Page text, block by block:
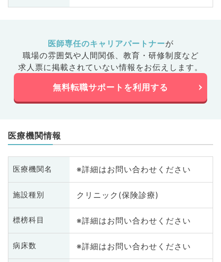
医師専任のキャリアパートナーが
職場の雰囲気や人間関係、 教育・研修制度など
求人票に掲載されていない情報をお伝えします。
無料転職サポートを利用する
医療機関情報
医療機関名 ※詳細はお問い合わせください
施設種別 クリニック(保険診療)
標榜科目 ※詳細はお問い合わせください
病床数 ※詳細はお問い合わせください